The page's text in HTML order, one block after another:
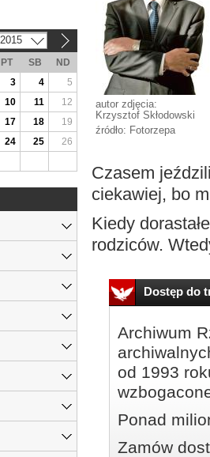
autor zdjęcia:
Krzysztof Skłodowski
źródło: Fotorzepa
Czasem
ciekawiej, bo
Kiedy
rodziców.
Dostęp do
Archiwum
od 1993
Ponad
Zamów
2015
PT SB
ND
3 4
5
10 11
12
17 18
19
24 25
26